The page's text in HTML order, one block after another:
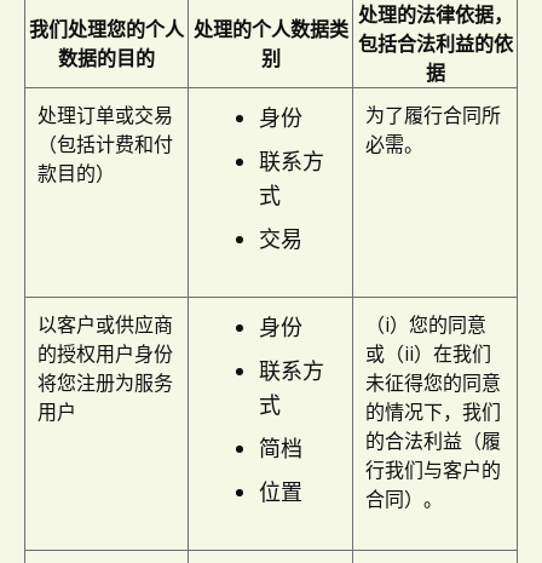
我们处理您的个人
数据的目的
处理的个人数据类
别
处理的法律依据，
包括合法利益的依
据
处理订单或交易
（包括计费和付
款目的）
身份
联系方
式
交易
为了履行合同所
必需。
以客户或供应商
的授权用户身份
将您注册为服务
用户
身份
联系方
式
简档
位置
（i）您的同意
或（ii）在我们
未征得您的同意
的情况下，我们
的合法利益（履
行我们与客户的
合同）。